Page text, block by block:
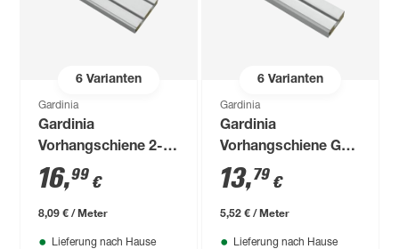
6Varianten
Gardinia
Gardinia
Vorhangschiene 2-
läufig weiß 210 cm
16,99 €
8,09 € / Meter
Lieferung nach Hause
6Varianten
Gardinia
Gardinia
Vorhangschiene GE1
250
13,79 €
5,52 € / Meter
Lieferung nach Hause